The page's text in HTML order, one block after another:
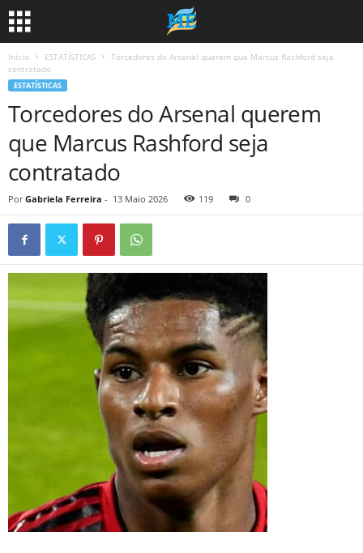
Início ESTATÍSTICAS
Torcedores do Arsenal querem que Marcus Rashford seja
contratado
ESTATÍSTICAS
Torcedores do Arsenal querem
que Marcus Rashford seja
contratado
Por Gabriela Ferreira - 13 Maio 2026 119 0